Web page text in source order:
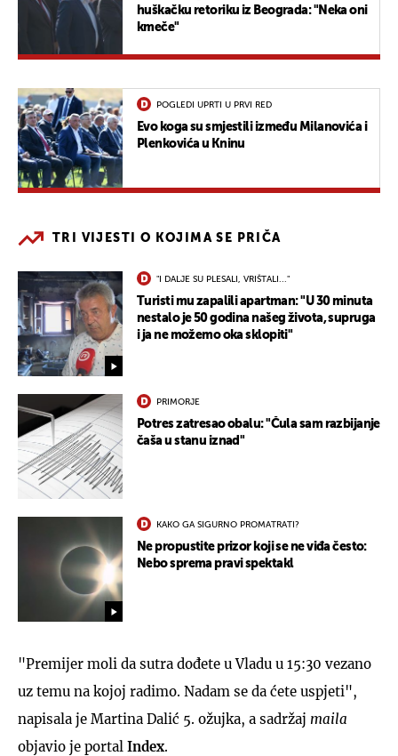
huškačku retoriku iz Beograda: "Neka oni
kmeče"
POGLEDI UPRTI U PRVI RED
Evo koga su smjestili između Milanovića i
Plenkovića u Kninu
TRI VIJESTI O KOJIMA SE PRIČA
"I DALJE SU PLESALI, VRIŠTALI..."
Turisti mu zapalili apartman: "U 30 minuta
nestalo je 50 godina našeg života, supruga
i ja ne možemo oka sklopiti"
PRIMORJE
Potres zatresao obalu: "Čula sam razbijanje
čaša u stanu iznad"
KAKO GA SIGURNO PROMATRATI?
Ne propustite prizor koji se ne viđa često:
Nebo sprema pravi spektakl
"Premijer moli da sutra dođete u Vladu u 15:30 vezano
uz temu na kojoj radimo. Nadam se da ćete uspjeti",
napisala je Martina Dalić 5. ožujka, a sadržaj maila
objavio je portal Index.